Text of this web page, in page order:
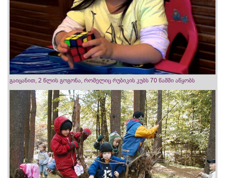
გაიცანით, 2 წლის გოგონა, რომელიც რუბიკის კუბს 70 წამში აწყობს